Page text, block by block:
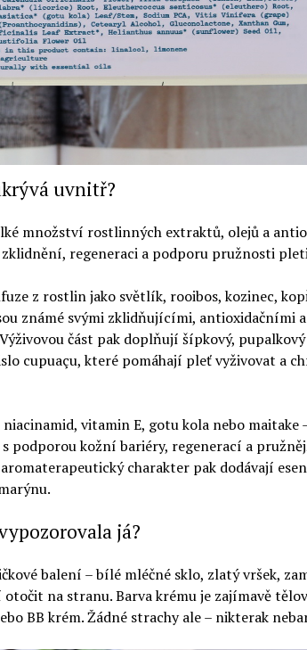
uvnitř?
množství rostlinných extraktů, olejů a
zklidnění, regeneraci a podporu pružnosti
z rostlin jako světlík, rooibos, kozinec,
známé svými zklidňujícími, antioxidačními a
část pak doplňují šípkový, pupalkový
cupuaçu, které pomáhají pleť vyživovat a
vitamin E, gotu kola nebo maitake
podporou kožní bariéry, regenerací a
charakter pak dodávají
já?
balení – bílé mléčné sklo, zlatý vršek,
na stranu. Barva krému je zajímavě
BB krém. Žádné strachy ale – nikterak